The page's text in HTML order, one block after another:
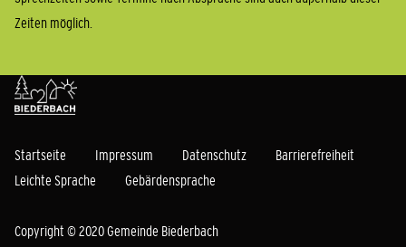
Zeiten möglich.
Startseite Impressum Datenschutz
Barrierefreiheit
Leichte Sprache
Gebärdensprache
Copyright © 2020 Gemeinde Biederbach